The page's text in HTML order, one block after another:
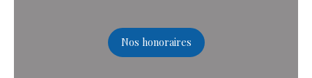
Nos honoraires